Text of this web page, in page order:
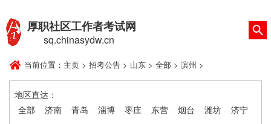
厚职社区工作者考试网
sq.chinasydw.cn
当前位置： 主页 > 招考公告 > 山东 > 全部 > 滨州 >
地区直达：
全部
济南 青岛 淄博 枣庄 东营 烟台 潍坊
济宁